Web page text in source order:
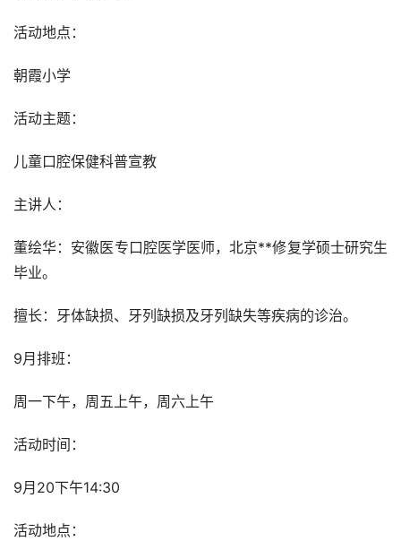
活动地点：
朝霞小学
活动主题：
儿童口腔保健科普宣教
主讲人：
董绘华：安徽医专口腔医学医师，北京**修复学硕士研究生
毕业。
擅长：牙体缺损、牙列缺损及牙列缺失等疾病的诊治。
9月排班：
周一下午，周五上午，周六上午
活动时间：
9月20下午14:30
活动地点：